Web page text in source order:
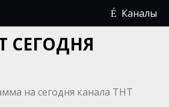
Каналы
СЕГОДНЯ